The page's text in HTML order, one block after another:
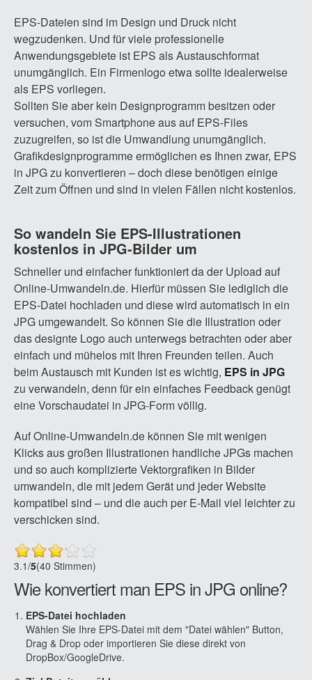
EPS-Dateien sind im Design und Druck nicht
wegzudenken. Und für viele professionelle
Anwendungsgebiete ist EPS als Austauschformat
unumgänglich. Ein Firmenlogo etwa sollte idealerweise
als EPS vorliegen.
Sollten Sie aber kein Designprogramm besitzen oder
versuchen, vom Smartphone aus auf EPS-Files
zuzugreifen, so ist die Umwandlung unumgänglich.
Grafikdesignprogramme ermöglichen es Ihnen zwar, EPS
in JPG zu konvertieren – doch diese benötigen einige
Zeit zum Öffnen und sind in vielen Fällen nicht kostenlos.
So wandeln Sie EPS-Illustrationen
kostenlos in JPG-Bilder um
Schneller und einfacher funktioniert da der Upload auf
Online-Umwandeln.de. Hierfür müssen Sie lediglich die
EPS-Datei hochladen und diese wird automatisch in ein
JPG umgewandelt. So können Sie die Illustration oder
das designte Logo auch unterwegs betrachten oder aber
einfach und mühelos mit Ihren Freunden teilen. Auch
beim Austausch mit Kunden ist es wichtig, EPS in JPG
zu verwandeln, denn für ein einfaches Feedback genügt
eine Vorschaudatei in JPG-Form völlig.
Auf Online-Umwandeln.de können Sie mit wenigen
Klicks aus großen Illustrationen handliche JPGs machen
und so auch komplizierte Vektorgrafiken in Bilder
umwandeln, die mit jedem Gerät und jeder Website
kompatibel sind – und die auch per E-Mail viel leichter zu
verschicken sind.
3.1/5(40 Stimmen)
Wie konvertiert man EPS in JPG online?
EPS-Datei hochladen
Wählen Sie Ihre EPS-Datei mit dem "Datei wählen" Button,
Drag & Drop oder importieren Sie diese direkt von
DropBox/GoogleDrive.